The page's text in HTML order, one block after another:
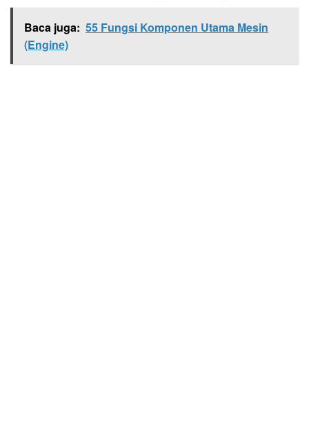
Baca juga: 55 Fungsi Komponen Utama Mesin
(Engine)